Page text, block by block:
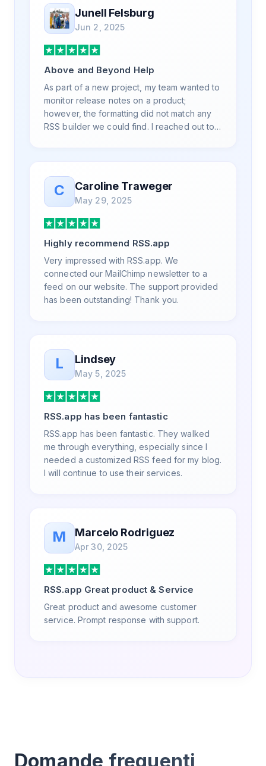
your RSS feed needs. Our trucking news
hub website couldn't work without it. Thank
you.
Junell Felsburg
Jun 2, 2025
Above and Beyond Help
As part of a new project, my team wanted to
monitor release notes on a product;
however, the formatting did not match any
RSS builder we could find. I reached out to
was knowledgeable, kind, and clearly
wanted to understand the issue. It has been
a few weeks, but after many revisions and
direct support, all of my release notes are in
a way that my users understand and find
value in. Honestly, it has been an
exceptional experience, and I will be
pushing everyone I know to RSS.app for
their RSS needs.
C Caroline Traweger
May 29, 2025
Highly recommend RSS.app
Very impressed with RSS.app. We
connected our MailChimp newsletter to a
feed on our website. The support provided
has been outstanding! Thank you.
L Lindsey
May 5, 2025
RSS.app has been fantastic
RSS.app has been fantastic. They walked
me through everything, especially since I
needed a customized RSS feed for my blog.
I will continue to use their services.
M Marcelo Rodriguez
Apr 30, 2025
RSS.app Great product & Service
Great product and awesome customer
service. Prompt response with support.
Domande frequenti